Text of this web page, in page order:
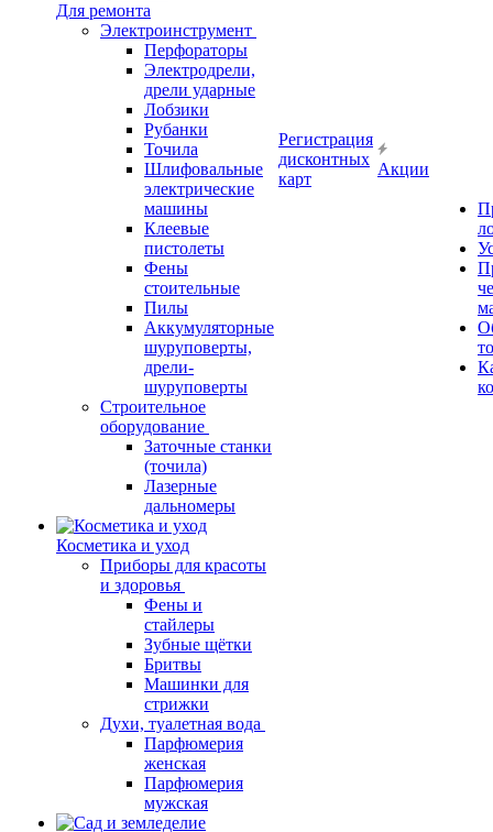
Для ремонта
Электроинструмент
Перфораторы
Электродрели,
дрели ударные
Лобзики
Рубанки
Точила
Шлифовальные
электрические
машины
Клеевые
пистолеты
Фены
стоительные
Пилы
Аккумуляторные
шуруповерты,
дрели-
шуруповерты
Строительное
оборудование
Заточные станки
(точила)
Лазерные
дальномеры
Косметика и уход
Приборы для красоты
и здоровья
Фены и
стайлеры
Зубные щётки
Бритвы
Машинки для
стрижки
Духи, туалетная вода
Парфюмерия
женская
Парфюмерия
мужская
Регистрация
дисконтных
карт
Акции